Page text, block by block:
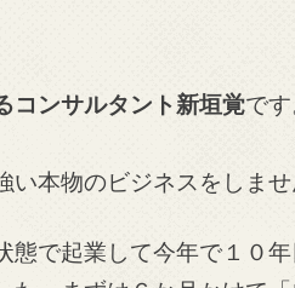
コンサルタント新垣覚です
い本物のビジネスをしませ
態で起業して今年で１０年